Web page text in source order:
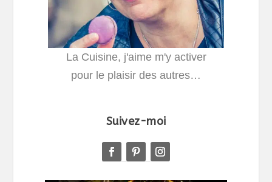
La Cuisine, j'aime m'y activer
pour le plaisir des autres…
Suivez-moi